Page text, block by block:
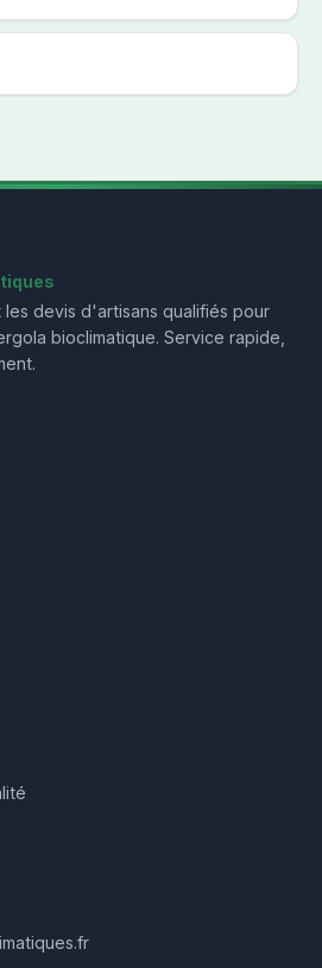
devis d'artisans qualifiés pour
bioclimatique. Service rapide,